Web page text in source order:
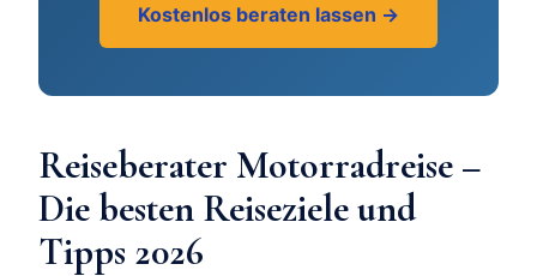
Kostenlos beraten lassen →
Reiseberater Motorradreise –
Die besten Reiseziele und
Tipps 2026